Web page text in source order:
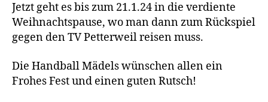
Jetzt geht es bis zum 21.1.24 in die verdiente
Weihnachtspause, wo man dann zum Rückspiel
gegen den TV Petterweil reisen muss.
Die Handball Mädels wünschen allen ein
Frohes Fest und einen guten Rutsch!